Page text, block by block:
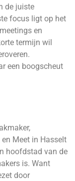
de juiste
focus ligt op het
en
termijn wil
een boogscheut
Meet in Hasselt
hoofdstad van de
is. Want
door